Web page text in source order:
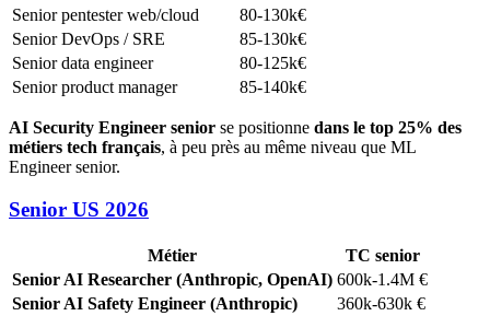
Senior pentester web/cloud
80-130k€
Senior DevOps / SRE
85-130k€
Senior data engineer
80-125k€
Senior product manager
85-140k€
AI Security Engineer senior se positionne dans le top 25% des
métiers tech français, à peu près au même niveau que ML
Engineer senior.
Senior US 2026
Métier
TC senior
Senior AI Researcher (Anthropic, OpenAI) 600k-1.4M €
Senior AI Safety Engineer (Anthropic)
360k-630k €